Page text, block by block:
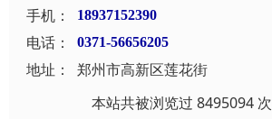
手机：
18937152390
电话： 0371-56656205
地址：
郑州市高新区莲花街
本站共被浏览过 8495094 次